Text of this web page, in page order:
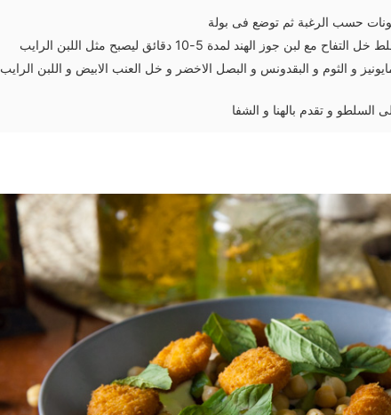
حسب الرغبة ثم توضع فى بولة
مع لبن جوز الهند لمدة 5-10 دقائق ليصبح مثل اللبن الرايب
و الثوم و البقدونس و البصل الاخضر و خل العنب الابيض و اللبن الرايب
و تقدم بالهنا و الشفا